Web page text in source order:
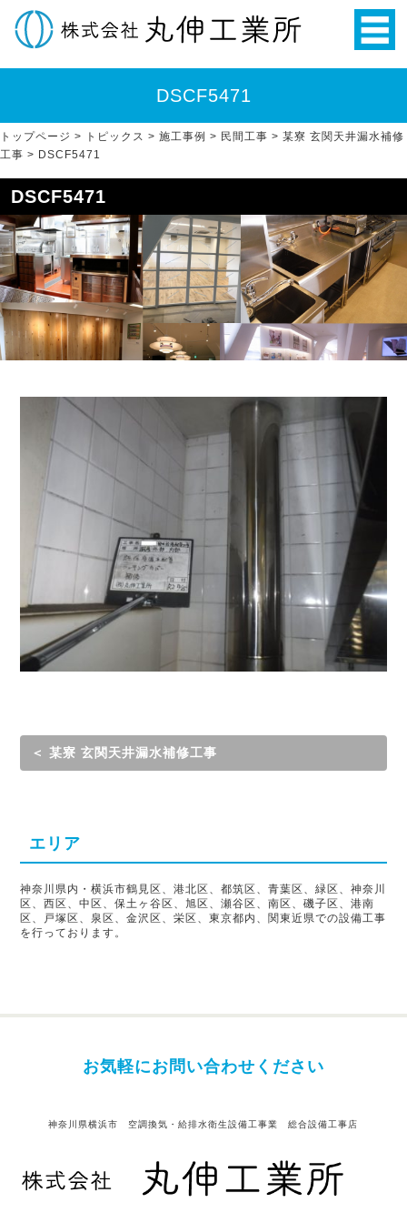
DSCF5471
トップページ > トピックス > 施工事例 > 民間工事 > 某寮 玄関天井漏水補修
工事 > DSCF5471
DSCF5471
＜ 某寮 玄関天井漏水補修工事
エリア
神奈川県内・横浜市鶴見区、港北区、都筑区、青葉区、緑区、神奈川
区、西区、中区、保土ヶ谷区、旭区、瀬谷区、南区、磯子区、港南
区、戸塚区、泉区、金沢区、栄区、東京都内、関東近県での設備工事
を行っております。
お気軽にお問い合わせください
神奈川県横浜市 空調換気・給排水衛生設備工事業 総合設備工事店